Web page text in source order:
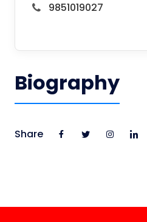
9851019027
Biography
Share